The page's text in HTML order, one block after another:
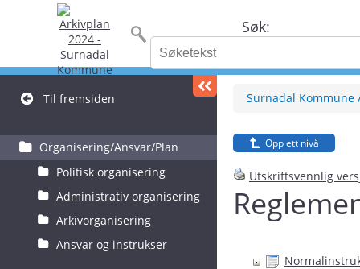
Søk:
Til fremsiden
Organisering/Ansvar/Plan
Politisk organisering
Administrativ organisering
Arkivorganisering
Ansvar og instrukser
Surnadal Kommune
Opp ett nivå
Utskriftsvennlig